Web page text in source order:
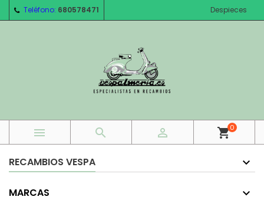
Teléfono: 680578471 Despieces
   shopping_cart0
RECAMBIOS VESPA
MARCAS